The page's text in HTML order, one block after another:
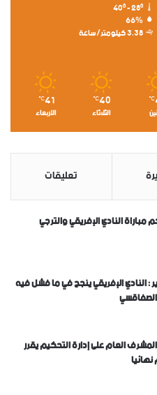
40º - 28º
66%
3.38 كيلومتر/ساعة
℃
40
℃
الثلاثاء
41
℃
الأربعاء
تعليقات
النادي الإفريقي والترجي
: النادي الإفريقي ينجح في ما فشل فيه
العام على إدارة التحكيم يقرر